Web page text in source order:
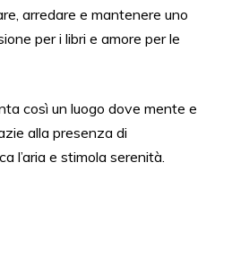
arredare e mantenere uno
per i libri e amore per le
così un luogo dove mente e
alla presenza di
l’aria e stimola serenità.